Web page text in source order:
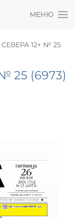
МЕНЮ
12+ № 25
25 (6973)